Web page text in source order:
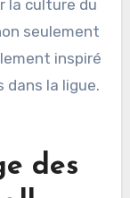
et sa
De plus,
culture du
seulement